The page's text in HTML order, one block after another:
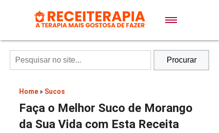
Doces e Sobremesas
Air Fryer
Lanches
Procurar
Home » Sucos
Faça o Melhor Suco de Morango
da Sua Vida com Esta Receita